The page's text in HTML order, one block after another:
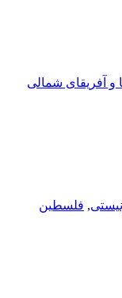
و آفریقای شمالی
, فلسطین